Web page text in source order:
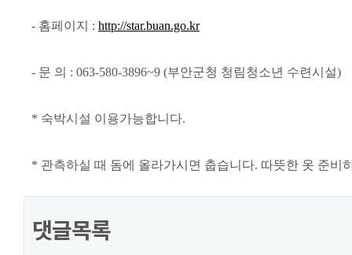
- 홈페이지 : http://star.buan.go.kr
- 문 의 : 063-580-3896~9 (부안군청 청림청소년 수련시설)
* 숙박시설 이용가능합니다.
* 관측하실 때 돔에 올라가시면 춥습니다. 따뜻한 옷 준비
댓글목록